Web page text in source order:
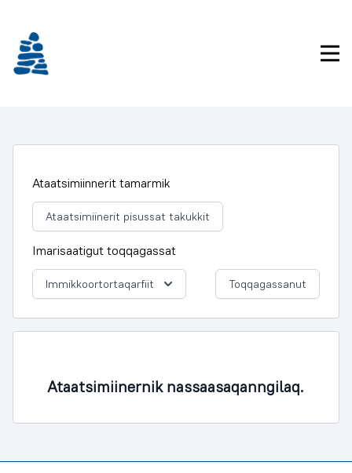
Ataatsimiinnerit tamarmik
Ataatsimiinerit pisussat takukkit
Imarisaatigut toqqagassat
Immikkoortortaqarfiit Toqqagassanut
Ataatsimiinernik nassaasaqanngilaq.